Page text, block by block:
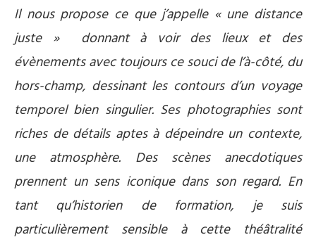
Il nous propose ce que j’appelle « une distance
juste » donnant à voir des lieux et des
évènements avec toujours ce souci de l’à-côté, du
hors-champ, dessinant les contours d’un voyage
temporel bien singulier. Ses photographies sont
riches de détails aptes à dépeindre un contexte,
une atmosphère. Des scènes anecdotiques
prennent un sens iconique dans son regard. En
tant qu’historien de formation, je suis
particulièrement sensible à cette théâtralité